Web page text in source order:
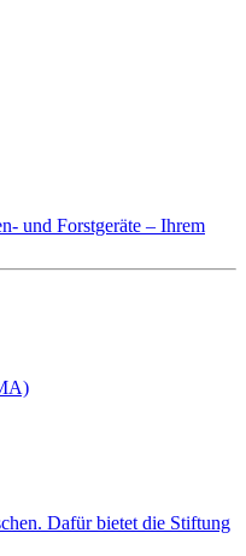
und Forstgeräte – Ihrem
Dafür bietet die Stiftung